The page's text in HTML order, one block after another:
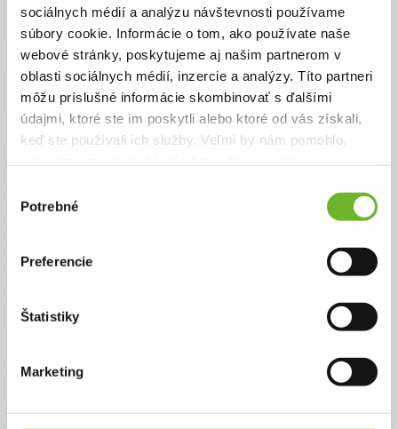
sociálnych médií a analýzu návštevnosti používame
súbory cookie. Informácie o tom, ako používate naše
webové stránky, poskytujeme aj našim partnerom v
oblasti sociálnych médií, inzercie a analýzy. Títo partneri
môžu príslušné informácie skombinovať s ďalšími
údajmi, ktoré ste im poskytli alebo ktoré od vás získali,
keď ste používali ich služby. Veľmi by nám pomohlo,
súhlasu
Potrebné
Preferencie
Štatistiky
Marketing
9. feb 2026
Emmka od začiatku roka naplno maká, síce bola týždeň chorá, ale
už je všetko v poriadku. Zo srdca každému ďakujeme za pomoc
Krok za krokom
Každým dňom to Emmke ide lepšie a lepšie. Denne chce hodiny